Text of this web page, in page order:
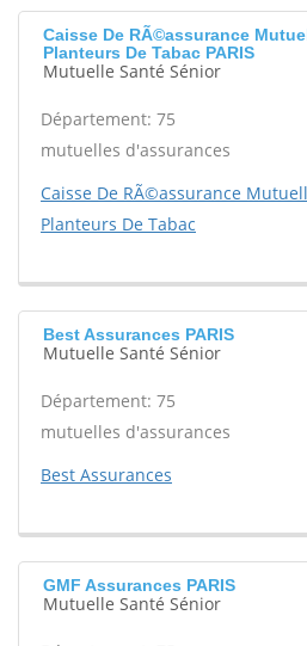
Caisse De RÃ©assurance
Planteurs De Tabac PARIS
Mutuelle Santé Sénior
Département: 75
mutuelles d'assurances
Caisse De RÃ©assurance
Planteurs De Tabac
Best Assurances PARIS
Mutuelle Santé Sénior
Département: 75
mutuelles d'assurances
Best Assurances
GMF Assurances PARIS
Mutuelle Santé Sénior